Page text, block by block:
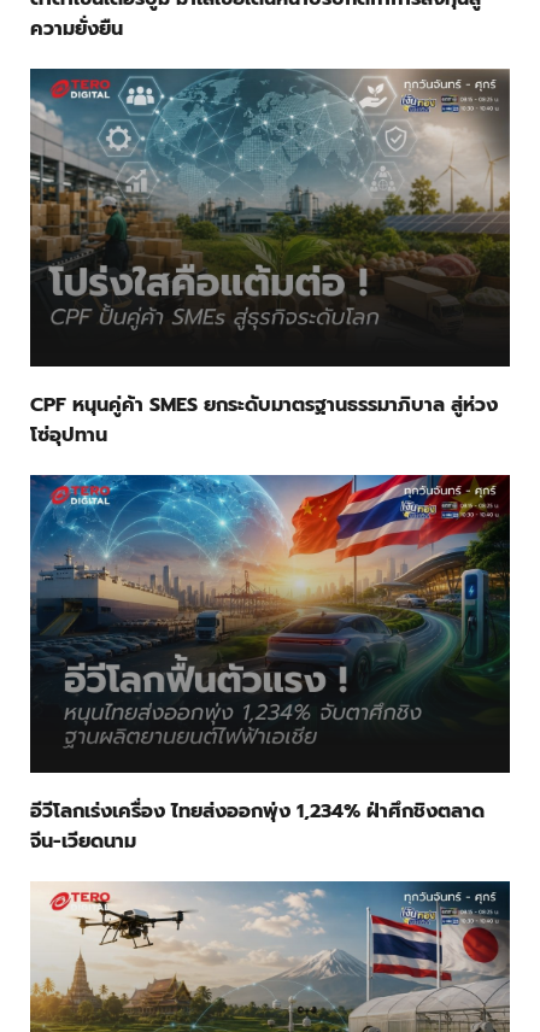
ความยั่งยืน
CPF หนุนคู่ค้า SMES ยกระดับมาตรฐานธรรมาภิบาล สู่ห่วง
โซ่อุปทาน
อีวีโลกเร่งเครื่อง ไทยส่งออกพุ่ง 1,234% ฝ่าศึกชิงตลาด
จีน-เวียดนาม